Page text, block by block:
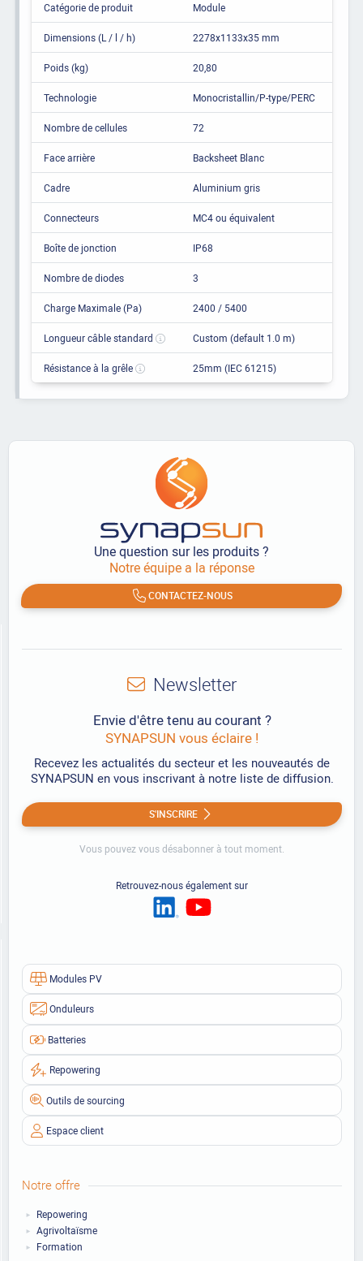
Catégorie de produit Module
Dimensions (L / l / h) 2278x1133x35 mm
Poids (kg) 20,80
Technologie Monocristallin/P-type/PERC
Nombre de cellules 72
Face arrière Backsheet Blanc
Cadre Aluminium gris
Connecteurs MC4 ou équivalent
Boîte de jonction IP68
Nombre de diodes 3
Charge Maximale (Pa) 2400 / 5400
Longueur câble standard Custom (default 1.0 m)
Résistance à la grêle 25mm (IEC 61215)
Une question sur les produits ?
Notre équipe a la réponse
CONTACTEZ-NOUS
Modules PV
Onduleurs
Batteries
Repowering
Outils de sourcing
Espace client
Notre offre
Repowering
Agrivoltaïsme
Formation
Newsletter
Envie d'être tenu au courant ?
SYNAPSUN vous éclaire !
Recevez les actualités du secteur et les nouveautés de
SYNAPSUN en vous inscrivant à notre liste de diffusion.
S'INSCRIRE
Vous pouvez vous désabonner à tout moment.
Retrouvez-nous également sur